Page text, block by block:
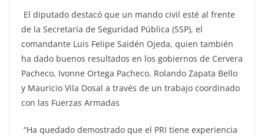
El diputado destacó que un mando civil esté al frente
de la Secretaría de Seguridad Pública (SSP), el
comandante Luis Felipe Saidén Ojeda, quien también
ha dado buenos resultados en los gobiernos de Cervera
Pacheco, Ivonne Ortega Pacheco, Rolando Zapata Bello
y Mauricio Vila Dosal a través de un trabajo coordinado
con las Fuerzas Armadas
“Ha quedado demostrado que el PRI tiene experiencia